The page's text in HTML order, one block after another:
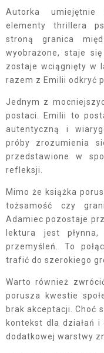
Autorka umiejętnie
elementy thrillera
stroną granica
wyobrażone, staje
zostaje wciągnięty w
razem z Emilii odkryć
Jednym z
postaci. Emilii to
autentyczną i
próby zrozumienia
przedstawione w
refleksji.
Mimo że książka
tożsamość czy
Adamiec pozostaje
lektura jest płynna,
przemyśleń. To
trafić do szerokiego
Warto również
porusza kwestie
brak akceptacji. Choć
kontekst dla działań
dodatkowej warstwy